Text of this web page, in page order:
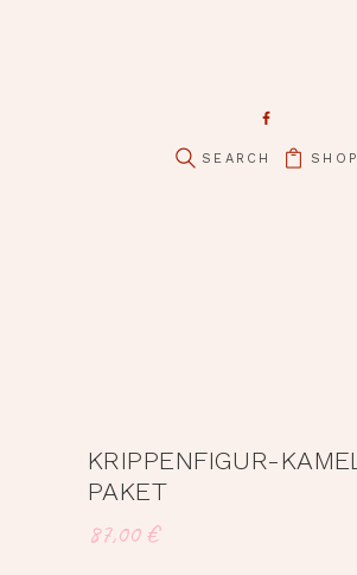
SHOP
KRIPPENFIGUR-KAMEL
PAKET
87,00€